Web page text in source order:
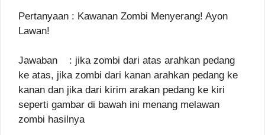
Pertanyaan : Kawanan Zombi Menyerang! Ayon
Lawan!
Jawaban : jika zombi dari atas arahkan pedang
ke atas, jika zombi dari kanan arahkan pedang ke
kanan dan jika dari kirim arakan pedang ke kiri
seperti gambar di bawah ini menang melawan
zombi hasilnya